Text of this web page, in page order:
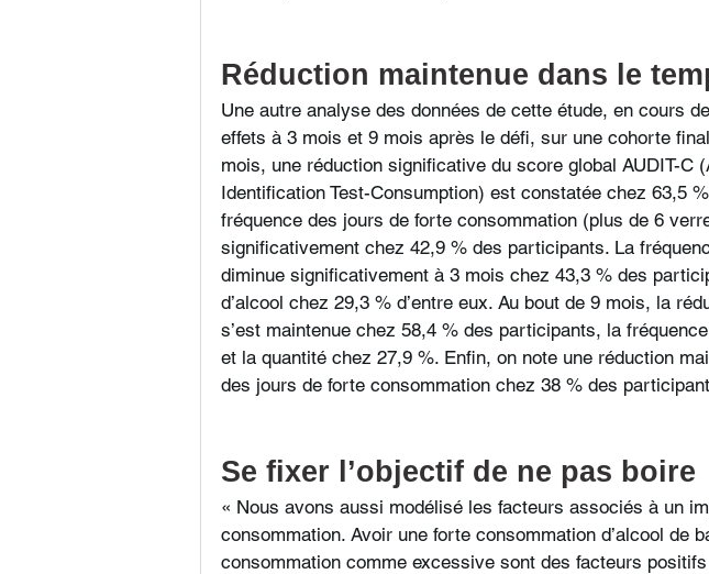
Réduction maintenue dans le
Une autre analyse des données de cette étude, en cours
effets à 3 mois et 9 mois après le défi, sur une cohorte
mois, une réduction significative du score global AUDIT-C
Identification Test-Consumption) est constatée chez 63,5
fréquence des jours de forte consommation (plus de 6
significativement chez 42,9 % des participants. La
diminue significativement à 3 mois chez 43,3 % des
d’alcool chez 29,3 % d’entre eux. Au bout de 9 mois, la
s’est maintenue chez 58,4 % des participants, la
et la quantité chez 27,9 %. Enfin, on note une réduction
des jours de forte consommation chez 38 % des
Se fixer l’objectif de ne pas boire
« Nous avons aussi modélisé les facteurs associés à un
consommation. Avoir une forte consommation d’alcool de
consommation comme excessive sont des facteurs